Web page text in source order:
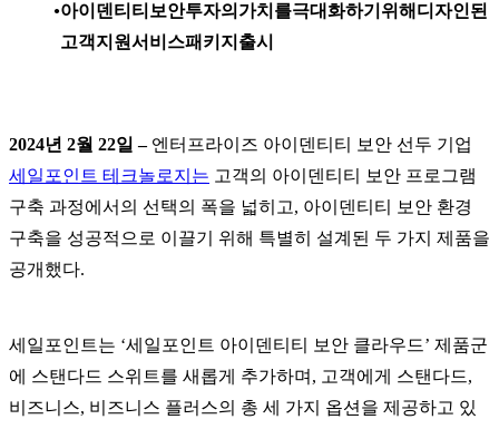
아이덴티티보안투자의가치를극대화하기위해디자인된
고객지원서비스패키지출시
2024년 2월 22일 – 엔터프라이즈 아이덴티티 보안 선두 기업
세일포인트 테크놀로지는 고객의 아이덴티티 보안 프로그램
구축 과정에서의 선택의 폭을 넓히고, 아이덴티티 보안 환경
구축을 성공적으로 이끌기 위해 특별히 설계된 두 가지 제품을
공개했다.
세일포인트는 ‘세일포인트 아이덴티티 보안 클라우드’ 제품군
에 스탠다드 스위트를 새롭게 추가하며, 고객에게 스탠다드,
비즈니스, 비즈니스 플러스의 총 세 가지 옵션을 제공하고 있